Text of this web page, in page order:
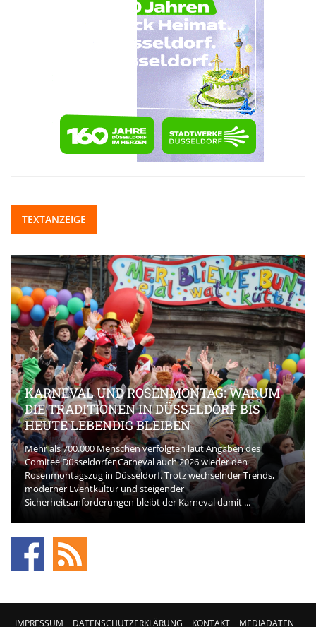
TEXTANZEIGE
KARNEVAL UND ROSENMONTAG: WARUM
DIE TRADITIONEN IN DÜSSELDORF BIS
HEUTE LEBENDIG BLEIBEN
Mehr als 700.000 Menschen verfolgten laut Angaben des
Comitee Düsseldorfer Carneval auch 2026 wieder den
Rosenmontagszug in Düsseldorf. Trotz wechselnder Trends,
moderner Eventkultur und steigender
Sicherheitsanforderungen bleibt der Karneval damit ...
IMPRESSUM DATENSCHUTZERKLÄRUNG KONTAKT MEDIADATEN